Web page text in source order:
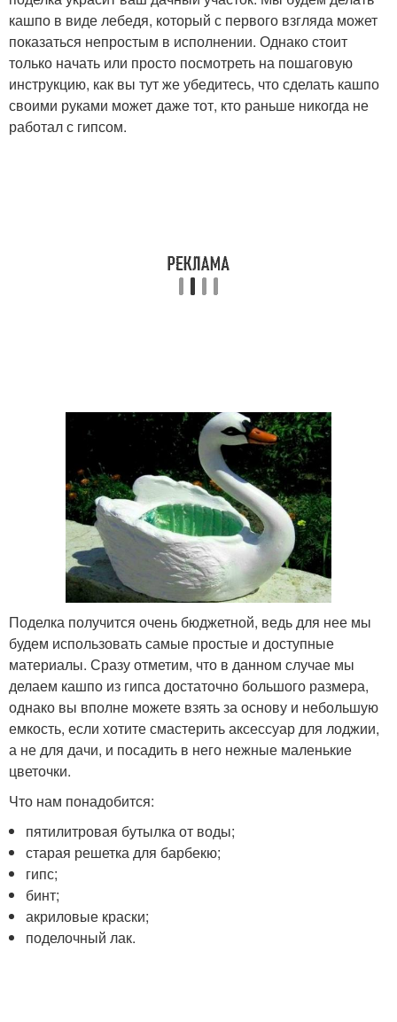
кашпо в виде лебедя, который с первого взгляда может
показаться непростым в исполнении. Однако стоит
только начать или просто посмотреть на пошаговую
инструкцию, как вы тут же убедитесь, что сделать кашпо
своими руками может даже тот, кто раньше никогда не
работал с гипсом.
Поделка получится очень бюджетной, ведь для нее мы
будем использовать самые простые и доступные
материалы. Сразу отметим, что в данном случае мы
делаем кашпо из гипса достаточно большого размера,
однако вы вполне можете взять за основу и небольшую
емкость, если хотите смастерить аксессуар для лоджии,
а не для дачи, и посадить в него нежные маленькие
цветочки.
Что нам понадобится:
пятилитровая бутылка от воды;
старая решетка для барбекю;
гипс;
бинт;
акриловые краски;
поделочный лак.